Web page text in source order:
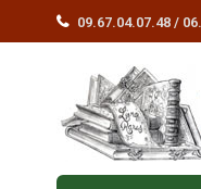
09.67.04.07.48 /